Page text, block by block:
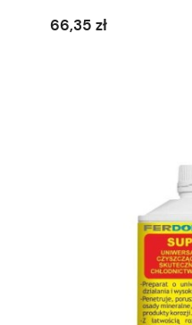
66,35 zł